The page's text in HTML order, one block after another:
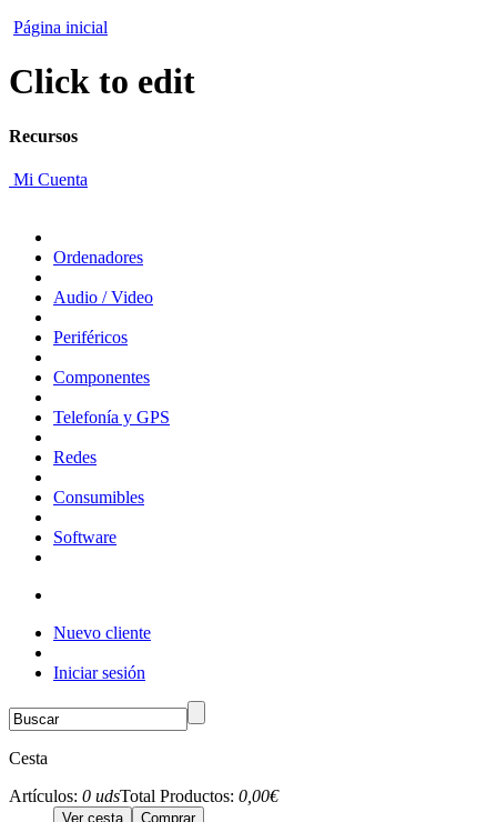
Página inicial
Click to edit
Recursos
Mi Cuenta
Ordenadores
Audio / Video
Periféricos
Componentes
Telefonía y GPS
Redes
Consumibles
Software
Nuevo cliente
Iniciar sesión
Cesta
Artículos: 0 udsTotal Productos: 0,00€